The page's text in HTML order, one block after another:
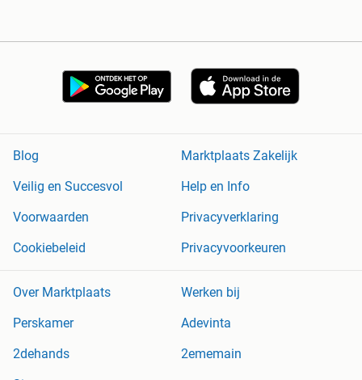
Blog
Marktplaats Zakelijk
Veilig en Succesvol
Help en Info
Voorwaarden
Privacyverklaring
Cookiebeleid
Privacyvoorkeuren
Over Marktplaats
Werken bij
Perskamer
Adevinta
2dehands
2ememain